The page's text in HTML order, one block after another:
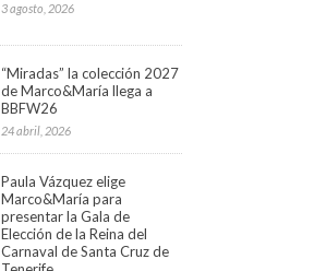
3 agosto, 2026
“Miradas” la colección 2027
de Marco&María llega a
BBFW26
24 abril, 2026
Paula Vázquez elige
Marco&María para
presentar la Gala de
Elección de la Reina del
Carnaval de Santa Cruz de